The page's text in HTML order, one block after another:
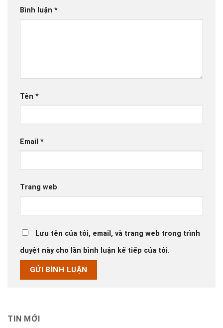
Bình luận *
Tên *
Email *
Trang web
Lưu tên của tôi, email, và trang web trong trình
duyệt này cho lần bình luận kế tiếp của tôi.
TIN MỚI